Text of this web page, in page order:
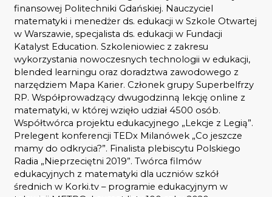
finansowej Politechniki Gdańskiej. Nauczyciel
matematyki i menedżer ds. edukacji w Szkole Otwartej
w Warszawie, specjalista ds. edukacji w Fundacji
Katalyst Education. Szkoleniowiec z zakresu
wykorzystania nowoczesnych technologii w edukacji,
blended learningu oraz doradztwa zawodowego z
narzędziem Mapa Karier. Członek grupy Superbelfrzy
RP. Współprowadzący dwugodzinną lekcję online z
matematyki, w której wzięło udział 4500 osób.
Współtwórca projektu edukacyjnego „Lekcje z Legią”.
Prelegent konferencji TEDx Milanówek „Co jeszcze
mamy do odkrycia?”. Finalista plebiscytu Polskiego
Radia „Nieprzeciętni 2019”. Twórca filmów
edukacyjnych z matematyki dla uczniów szkół
średnich w Korki.tv – programie edukacyjnym w